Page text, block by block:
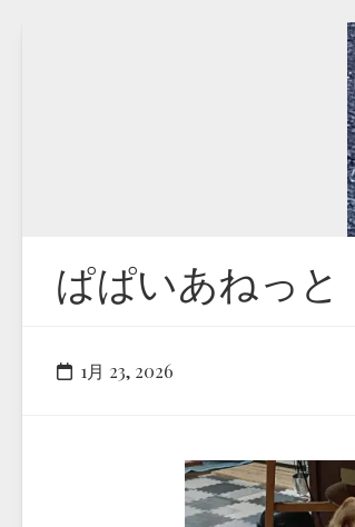
ぱぱいあねっと
1月 23, 2026